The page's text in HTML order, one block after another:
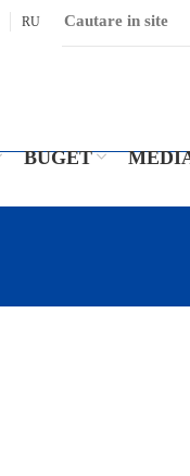
RU
BUGET